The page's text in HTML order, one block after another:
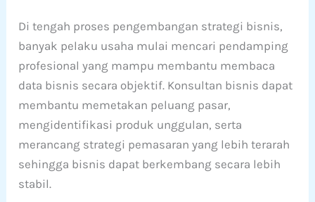
Di tengah proses pengembangan strategi bisnis,
banyak pelaku usaha mulai mencari pendamping
profesional yang mampu membantu membaca
data bisnis secara objektif. Konsultan bisnis dapat
membantu memetakan peluang pasar,
mengidentifikasi produk unggulan, serta
merancang strategi pemasaran yang lebih terarah
sehingga bisnis dapat berkembang secara lebih
stabil.